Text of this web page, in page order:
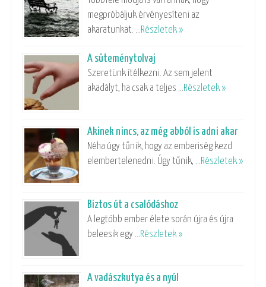
megpróbáljuk érvényesíteni az
akaratunkat. …Részletek »
A süteménytolvaj
Szeretünk ítélkezni. Az sem jelent
akadályt, ha csak a teljes …Részletek »
Akinek nincs, az még abból is adni akar
Néha úgy tűnik, hogy az emberiség kezd
elembertelenedni. Úgy tűnik, …Részletek »
Biztos út a csalódáshoz
A legtöbb ember élete során újra és újra
beleesik egy …Részletek »
A vadászkutya és a nyúl